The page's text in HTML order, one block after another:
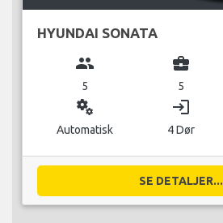
HYUNDAI SONATA
group
5
business_center
5
miscellaneous_services
Automatisk
login
4 Dør
SE DETALJER...